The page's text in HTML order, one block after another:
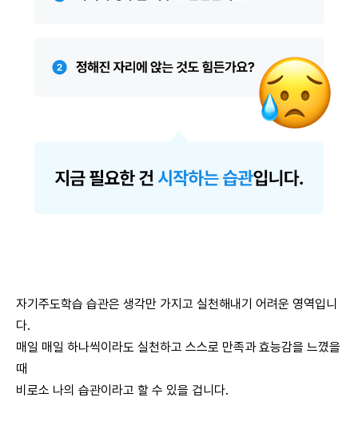
자기주도학습 습관은 생각만 가지고 실천해내기 어려운 영역입니
다.
매일 매일 하나씩이라도 실천하고 스스로 만족과 효능감을 느꼈을
때
비로소 나의 습관이라고 할 수 있을 겁니다.